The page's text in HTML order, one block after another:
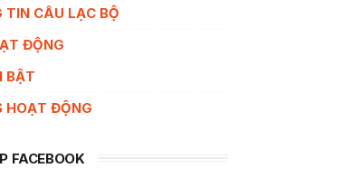
TIN CÂU LẠC BỘ
ĐỘNG
BẬT
HOẠT ĐỘNG
FACEBOOK